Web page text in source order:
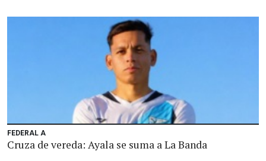
FEDERAL A
Cruza de vereda: Ayala se suma a La Banda